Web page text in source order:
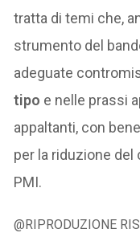
tratta di temi che,
strumento del
adeguate
tipo e nelle prassi
appaltanti, con
per la riduzione
PMI.
@RIPRODUZIONE